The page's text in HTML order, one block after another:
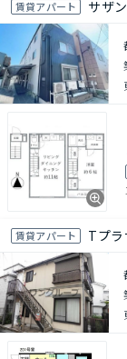
賃貸アパート サザ
賃貸アパート Tプラ